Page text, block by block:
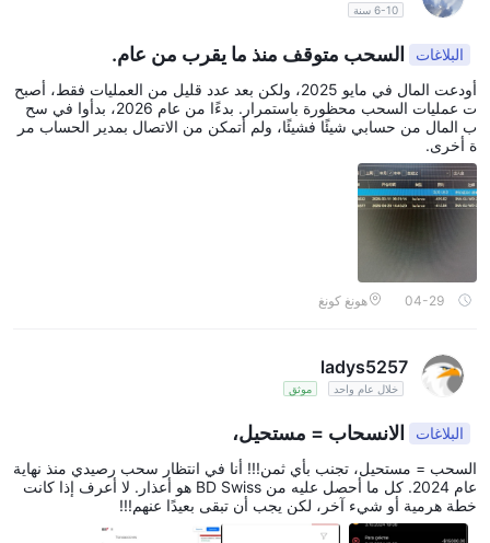
6-10 سنة
البلاغات السحب متوقف منذ ما يقرب من عام.
أودعت المال في مايو 2025، ولكن بعد عدد قليل من العمليات فقط، أصبح
ت عمليات السحب محظورة باستمرار. بدءًا من عام 2026، بدأوا في سح
ب المال من حسابي شيئًا فشيئًا، ولم أتمكن من الاتصال بمدير الحساب مر
ة أخرى.
04-29 هونغ كونغ
ladys5257
خلال عام واحد موثق
البلاغات الانسحاب = مستحيل،
السحب = مستحيل، تجنب بأي ثمن!!! أنا في انتظار سحب رصيدي منذ نهاية
عام 2024. كل ما أحصل عليه من BD Swiss هو أعذار. لا أعرف إذا كانت
خطة هرمية أو شيء آخر، لكن يجب أن تبقى بعيدًا عنهم!!!